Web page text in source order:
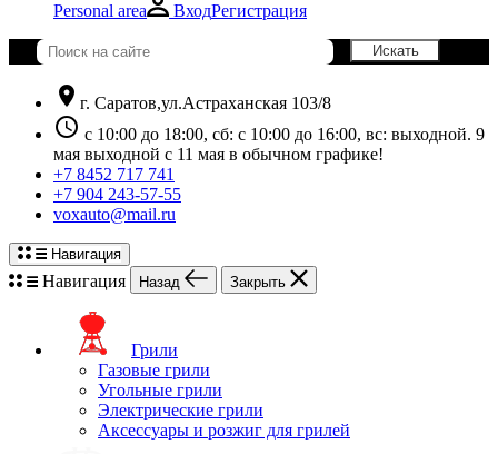
Personal area ВходРегистрация
location_on г. Саратов,ул.Астраханская 103/8
schedule с 10:00 до 18:00, сб: с 10:00 до 16:00, вс: выходной. 9
мая выходной с 11 мая в обычном графике!
+7 8452 717 741
+7 904 243-57-55
voxauto@mail.ru
Навигация
Навигация Назад Закрыть
Грили
Газовые грили
Угольные грили
Электрические грили
Аксессуары и розжиг для грилей